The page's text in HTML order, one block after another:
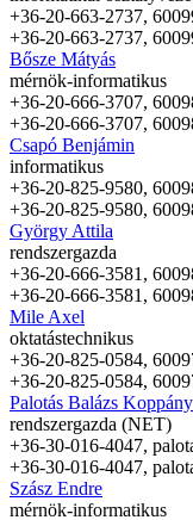
+36-20-663-2737,
+36-20-663-2737,
Bősze Mátyás
mérnök-informatikus
+36-20-666-3707,
+36-20-666-3707,
Csapó Benjámin
informatikus
+36-20-825-9580,
+36-20-825-9580,
György Attila
rendszergazda
+36-20-666-3581,
+36-20-666-3581,
Mile Axel
oktatástechnikus
+36-20-825-0584,
+36-20-825-0584,
Palotás Balázs Koppány
rendszergazda (NET)
+36-30-016-4047,
+36-30-016-4047,
Szász Endre
mérnök-informatikus